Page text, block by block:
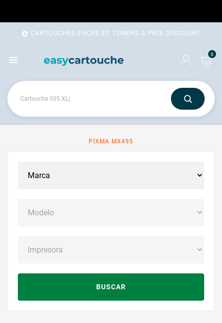
 CARTOUCHES ENCRE ET TONERS A PRIX DISCOUNT
 0
PIXMA MX495
BUSCAR